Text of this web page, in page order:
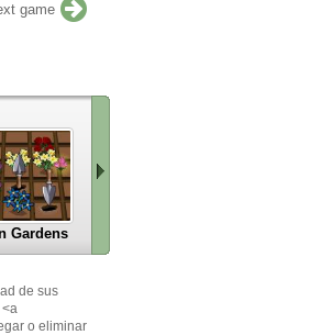
game
Gardens
de sus
o eliminar